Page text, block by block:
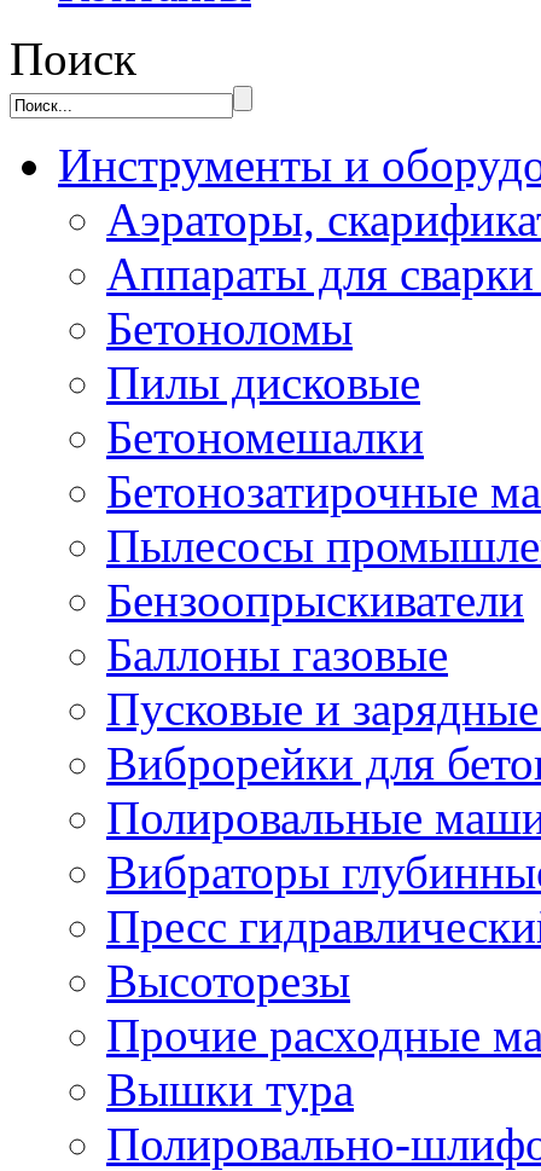
Поиск
Инструменты и
Аэраторы,
Аппараты для
Бетоноломы
Пилы дисковые
Бетономешалки
Бетонозатирочные
Пылесосы
Бензоопрыскиватели
Баллоны газовые
Пусковые и
Виброрейки для
Полировальные
Вибраторы
Пресс
Высоторезы
Прочие расходные
Вышки тура
Полировально-